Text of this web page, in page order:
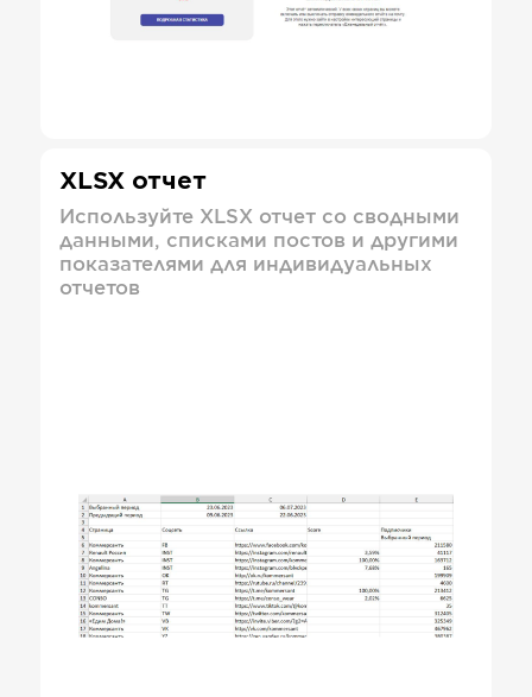
XLSX отчет
Используйте XLSX отчет со сводными
данными, списками постов и другими
показателями для индивидуальных
отчетов